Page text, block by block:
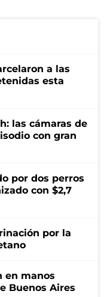
a las
esta
las cámaras de
con gran
por dos perros
con $2,7
por la
en manos
Buenos Aires